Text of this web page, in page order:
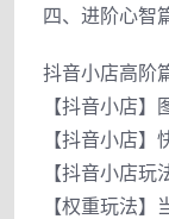
四、进阶心智
抖音小店高阶
【抖音小店
【抖音小店】
【抖音小店玩
【权重玩法】